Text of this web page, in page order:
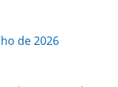
de 2026